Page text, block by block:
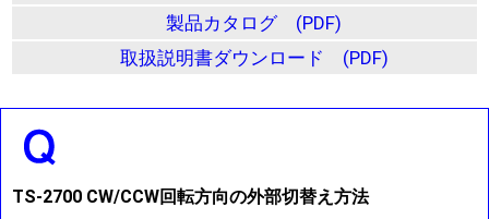
製品カタログ (PDF)
取扱説明書ダウンロード (PDF)
TS-2700 CW/CCW回転方向の外部切替え方法